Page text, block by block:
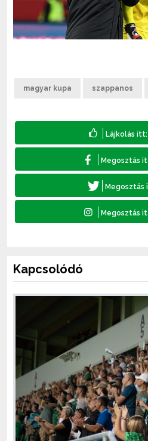
magyar kupa szappanos
Kapcsolódó